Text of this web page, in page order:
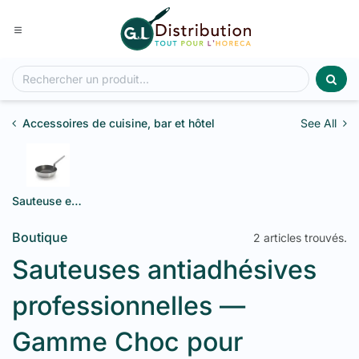
Accessoires de cuisine, bar et hôtel See All
Sauteuse en aluminium
Boutique 2 articles trouvés.
Sauteuses antiadhésives
professionnelles —
Gamme Choc pour